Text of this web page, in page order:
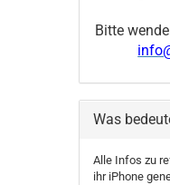
Bitte
Was
Alle Infos zu
ihr iPhone